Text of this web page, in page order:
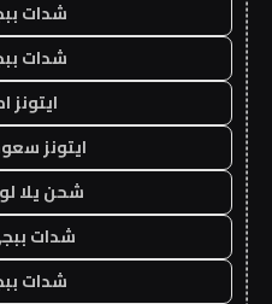
شدات
شدات
ايتونز
شحن يلا
شدات
شدات